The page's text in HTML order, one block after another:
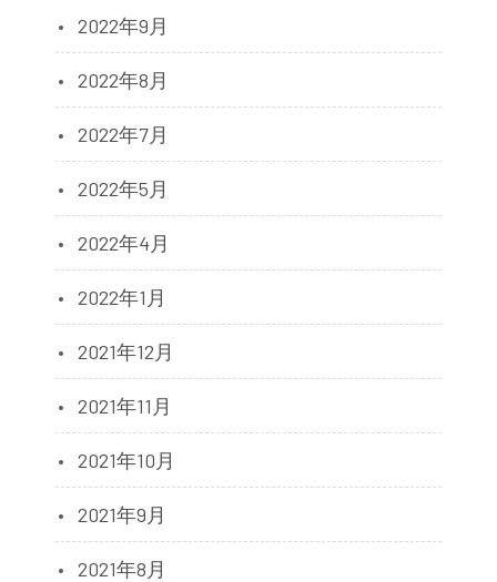
2022年9月
2022年8月
2022年7月
2022年5月
2022年4月
2022年1月
2021年12月
2021年11月
2021年10月
2021年9月
2021年8月